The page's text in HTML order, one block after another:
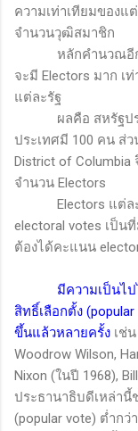
ความเท่าเทียมของแ
จำนวนวุฒิสมาชิก
หลักคำนวณอีกข้อ
จะมี Electors มาก เ
แต่ละรัฐ
ผลคือ สหรัฐป
ประเทศมี 100 คน ส่
District of Columbia
จำนวน Electors
Electors แต่ล
electoral votes เป็น
ต้องได้คะแนน
มีความเป็นไ
สิทธิ์เลือกตั้ง (popular
ขึ้นแล้วหลายครั้ง เช่
Woodrow Wilson,
Nixon (ในปี 1968),
ประธานาธิบดีเหล่านี้
(popular vote) ต่ำกว่